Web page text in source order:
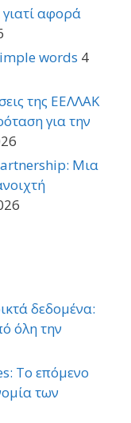
γιατί αφορά
words 4
της ΕΕΛΛΑΚ
για την
Μια
δεδομένα:
όλη την
Το επόμενο
των